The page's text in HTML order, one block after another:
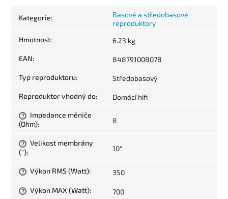
Kategorie:
Basové a středobasové
reproduktory
Hmotnost: 6.23 kg
EAN: 848791008078
Typ reproduktoru: Středobasový
Reproduktor vhodný do: Domácí hifi
?
Impedance měniče
(Ohm): 8
?
Velikost membrány
("): 10"
? Výkon RMS (Watt): 350
? Výkon MAX (Watt): 700